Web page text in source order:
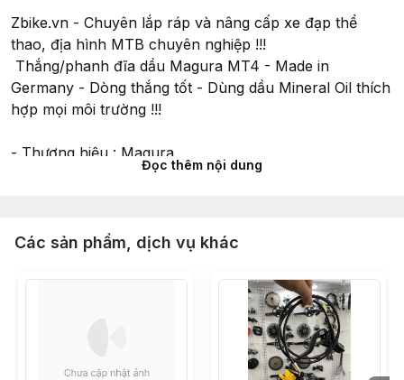
Zbike.vn - Chuyên lắp ráp và nâng cấp xe đạp thể
thao, địa hình MTB chuyên nghiệp !!!
Thắng/phanh đĩa dầu Magura MT4 - Made in
Germany - Dòng thắng tốt - Dùng dầu Mineral Oil thích
hợp mọi môi trường !!!
- Thương hiệu : Magura
- Xuất xứ : Germany
- Thích hợp cho các dòng xe thể thao, xe địa hình
*** Hỗ trợ lắp ráp và nâng cấp tận nơi có tính phí
-- Lazada : www.lazada.vn/shop/zbike
-- Shopee : https://shopee.vn/zbike.vn
Đọc thêm nội dung
Các sản phẩm, dịch vụ khác